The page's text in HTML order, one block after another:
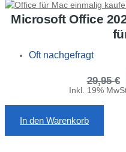
Microsoft Office
Oft nachgefragt
29,95€
Inkl. 19%
In den Warenkorb